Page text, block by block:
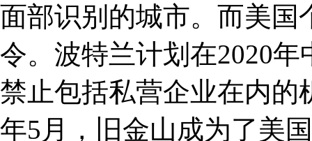
面部识别的城市。而美国
令。波特兰计划在2020
禁止包括私营企业在内的
年5月，旧金山成为了美